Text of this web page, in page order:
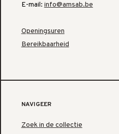
E-mail: info@amsab.be
Openingsuren
Bereikbaarheid
NAVIGEER
Zoek in de collectie